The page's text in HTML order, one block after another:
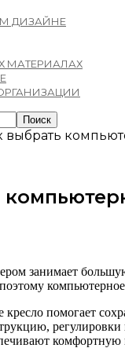
ДИЗАЙНЕ
МАТЕРИАЛАХ
выбрать
занимает
помогает